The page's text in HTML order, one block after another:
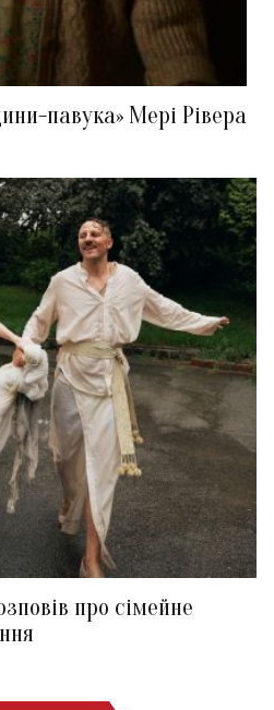
павука» Мері Рівера
про сімейне